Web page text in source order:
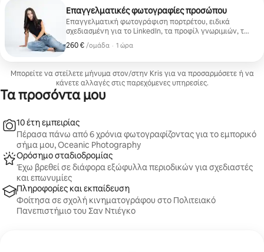
Επαγγελματικές φωτογραφίες προσώπου
Επαγγελματική φωτογράφιση πορτρέτου, ειδικά
σχεδιασμένη για το LinkedIn, τα προφίλ γνωριμιών, τα
μέσα κοινωνικής δικτύωσης και το προσωπικό σας
branding. Αυτή η υπαίθρια φωτογράφιση 60 λεπτών
πορτρέτα σε ένα χαλαρό περιβάλλον. Παρέχω
καθοδήγηση σχετικά με τις στάσεις και τις εκφράσεις,
οπότε δεν χρειάζεται εμπειρία ως μοντέλο. Θα λάβετε
επαγγελματικά επεξεργασμένες φωτογραφίες υψηλής
επαγγελματικά προφίλ ή σε πλατφόρμες κοινωνικής
δικτύωσης.
260 € /ομάδα
260 €, ανά ομάδα
, · 1 ώρα
Μπορείτε να στείλετε μήνυμα στον/στην Kris για να προσαρμόσετε ή να
κάνετε αλλαγές στις παρεχόμενες υπηρεσίες.
Τα προσόντα μου
10 έτη εμπειρίας
Πέρασα πάνω από 6 χρόνια φωτογραφίζοντας για το εμπορικό
σήμα μου, Oceanic Photography
Ορόσημο σταδιοδρομίας
Έχω βρεθεί σε διάφορα εξώφυλλα περιοδικών για σχεδιαστές
και επωνυμίες
Πληροφορίες και εκπαίδευση
Φοίτησα σε σχολή κινηματογράφου στο Πολιτειακό
Πανεπιστήμιο του Σαν Ντιέγκο